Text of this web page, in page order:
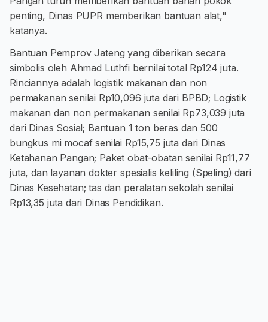
penting, Dinas PUPR memberikan bantuan alat,"
katanya.
Bantuan Pemprov Jateng yang diberikan secara
simbolis oleh Ahmad Luthfi bernilai total Rp124 juta.
Rinciannya adalah logistik makanan dan non
permakanan senilai Rp10,096 juta dari BPBD; Logistik
makanan dan non permakanan senilai Rp73,039 juta
dari Dinas Sosial; Bantuan 1 ton beras dan 500
bungkus mi mocaf senilai Rp15,75 juta dari Dinas
Ketahanan Pangan; Paket obat-obatan senilai Rp11,77
juta, dan layanan dokter spesialis keliling (Speling) dari
Dinas Kesehatan; tas dan peralatan sekolah senilai
Rp13,35 juta dari Dinas Pendidikan.